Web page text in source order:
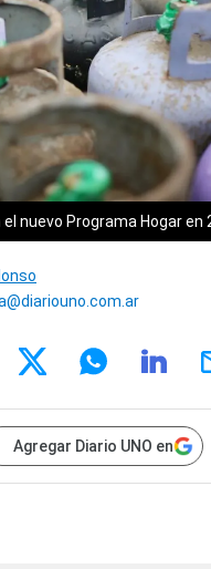
nuevo Programa Hogar en
Agregar Diario UNO en